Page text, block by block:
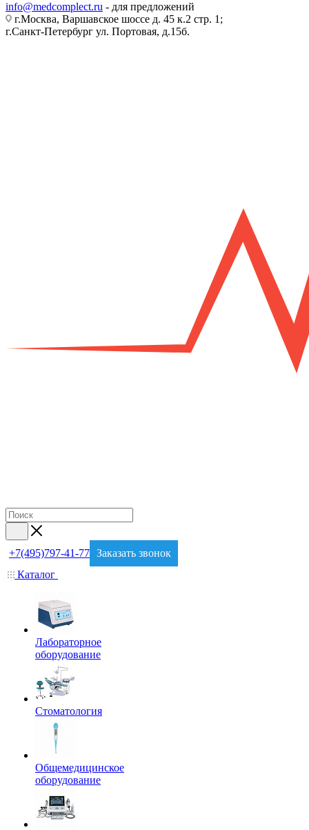
info@medcomplect.ru - для предложений
г.Москва, Варшавское шоссе д. 45 к.2 стр. 1;
г.Санкт-Петербург ул. Портовая, д.15б.
+7(495)797-41-77 Заказать звонок
Каталог
Лабораторное
оборудование
Стоматология
Общемедицинское
оборудование